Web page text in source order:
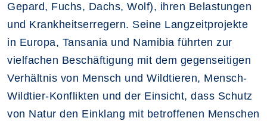
Gepard, Fuchs, Dachs, Wolf), ihren Belastungen
und Krankheitserregern. Seine Langzeitprojekte
in Europa, Tansania und Namibia führten zur
vielfachen Beschäftigung mit dem gegenseitigen
Verhältnis von Mensch und Wildtieren, Mensch-
Wildtier-Konflikten und der Einsicht, dass Schutz
von Natur den Einklang mit betroffenen Menschen